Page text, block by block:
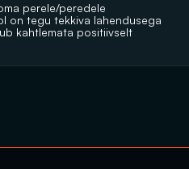
perele/peredele
on tegu tekkiva lahendusega
kahtlemata positiivselt